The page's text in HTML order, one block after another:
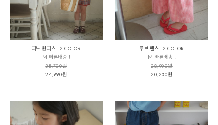
피노 원피스 - 2 COLOR
M 빠른배송 !
35,700원
24,990원
루브 팬츠 - 2 COLOR
M 빠른배송 !
28,900원
20,230원